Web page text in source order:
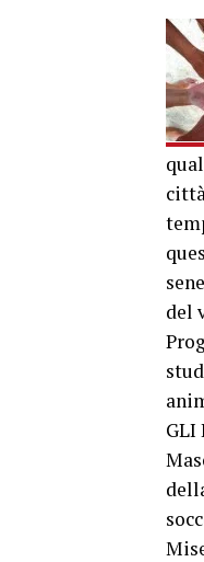
del
GLI